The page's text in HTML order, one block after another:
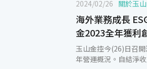
2024/02/26 關於玉山
海外業務成長 ESG
金2023全年獲利
玉山金控今(26)日召
年營運概況。自結淨